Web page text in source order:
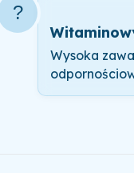
?
Wysoka